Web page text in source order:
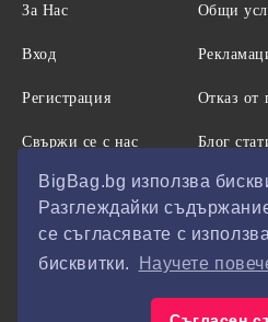
BigBag.bg използва
Разглеждайки
се съгласявате с
бисквитки.
Научете
За Нас
Вход
Регистрация
Свържи се с нас
Общи
Отказ от
Блог
Нашият онлайн магазин е